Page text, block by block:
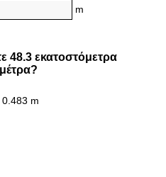
m
48.3 εκατοστόμετρα
0.483 m